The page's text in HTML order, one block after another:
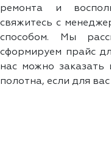
ремонта и
свяжитесь с
способом. Мы
сформируем прайс
нас можно заказать
полотна, если для